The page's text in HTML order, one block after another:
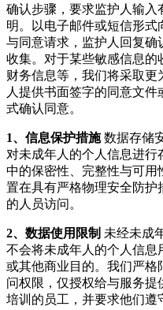
确认步骤，要求监护人输
明。以电子邮件或短信形式
与同意请求，监护人回复确
收集。对于某些敏感信息的
财务信息等，我们将采取
人提供书面签字的同意文
式确认同意。
1、信息保护措施数据存储
对未成年人的个人信息进
中的保密性、完整性与可
置在具有严格物理安全防护
的人员访问。
2、数据使用限制 未经未成
不会将未成年人的个人信息
或其他商业目的。我们严
问权限，仅授权给与服务
培训的员工，并要求他们遵